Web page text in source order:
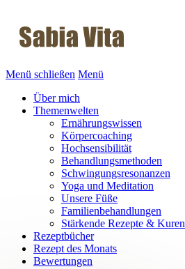
Menü schließen Menü
Über mich
Themenwelten
Ernährungswissen
Körpercoaching
Hochsensibilität
Behandlungsmethoden
Schwingungsresonanzen
Yoga und Meditation
Unsere Füße
Familienbehandlungen
Stärkende Rezepte & Kuren
Rezeptbücher
Rezept des Monats
Bewertungen